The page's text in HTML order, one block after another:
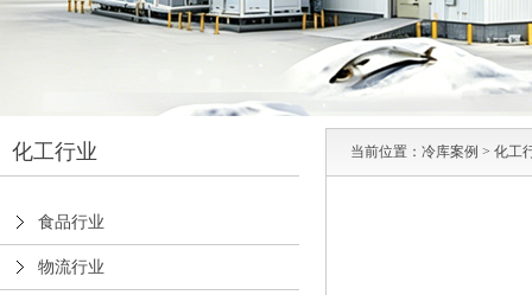
化工行业
食品行业
物流行业
当前位置： 冷库案例 > 化工